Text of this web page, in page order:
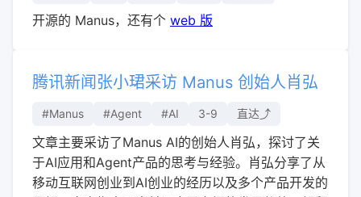
开源的 Manus，还有个 web 版
腾讯新闻张小珺采访 Manus 创始人肖弘
#Manus #Agent #AI 3-9 直达⤴︎
文章主要采访了Manus AI的创始人肖弘，探讨了关
于AI应用和Agent产品的思考与经验。肖弘分享了从
移动互联网创业到AI创业的经历以及多个产品开发的